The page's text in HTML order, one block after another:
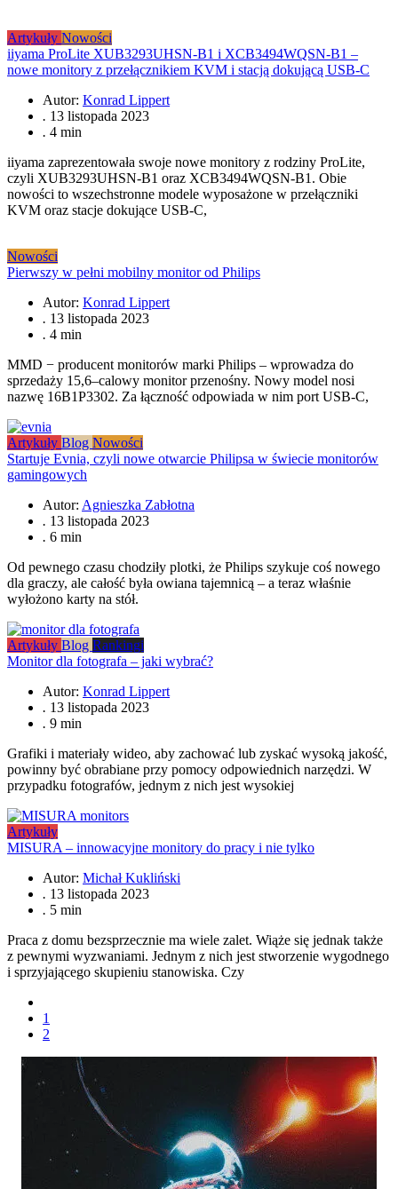
Artykuły Nowości
iiyama ProLite XUB3293UHSN-B1 i XCB3494WQSN-B1 –
nowe monitory z przełącznikiem KVM i stacją dokującą USB-C
Autor: Konrad Lippert
. 13 listopada 2023
. 4 min
iiyama zaprezentowała swoje nowe monitory z rodziny ProLite,
czyli XUB3293UHSN-B1 oraz XCB3494WQSN-B1. Obie
nowości to wszechstronne modele wyposażone w przełączniki
KVM oraz stacje dokujące USB-C,
Nowości
Pierwszy w pełni mobilny monitor od Philips
Autor: Konrad Lippert
. 13 listopada 2023
. 4 min
MMD − producent monitorów marki Philips – wprowadza do
sprzedaży 15,6–calowy monitor przenośny. Nowy model nosi
nazwę 16B1P3302. Za łączność odpowiada w nim port USB-C,
Artykuły Blog Nowości
Startuje Evnia, czyli nowe otwarcie Philipsa w świecie monitorów
gamingowych
Autor: Agnieszka Zabłotna
. 13 listopada 2023
. 6 min
Od pewnego czasu chodziły plotki, że Philips szykuje coś nowego
dla graczy, ale całość była owiana tajemnicą – a teraz właśnie
wyłożono karty na stół.
Artykuły Blog Rankingi
Monitor dla fotografa – jaki wybrać?
Autor: Konrad Lippert
. 13 listopada 2023
. 9 min
Grafiki i materiały wideo, aby zachować lub zyskać wysoką jakość,
powinny być obrabiane przy pomocy odpowiednich narzędzi. W
przypadku fotografów, jednym z nich jest wysokiej
Artykuły
MISURA – innowacyjne monitory do pracy i nie tylko
Autor: Michał Kukliński
. 13 listopada 2023
. 5 min
Praca z domu bezsprzecznie ma wiele zalet. Wiąże się jednak także
z pewnymi wyzwaniami. Jednym z nich jest stworzenie wygodnego
i sprzyjającego skupieniu stanowiska. Czy
1
2